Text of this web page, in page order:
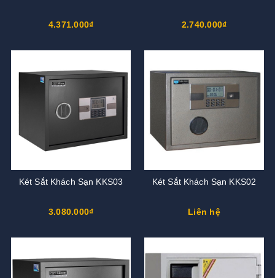
4.371.000₫ 2.740.000₫
Két Sắt Khách Sạn KKS03
3.080.000₫
Két Sắt Khách Sạn KKS02
Liên hệ